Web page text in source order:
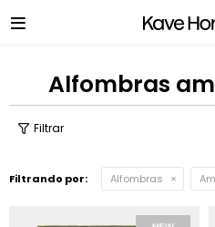

Alfombras
Filtrando por: Alfombras